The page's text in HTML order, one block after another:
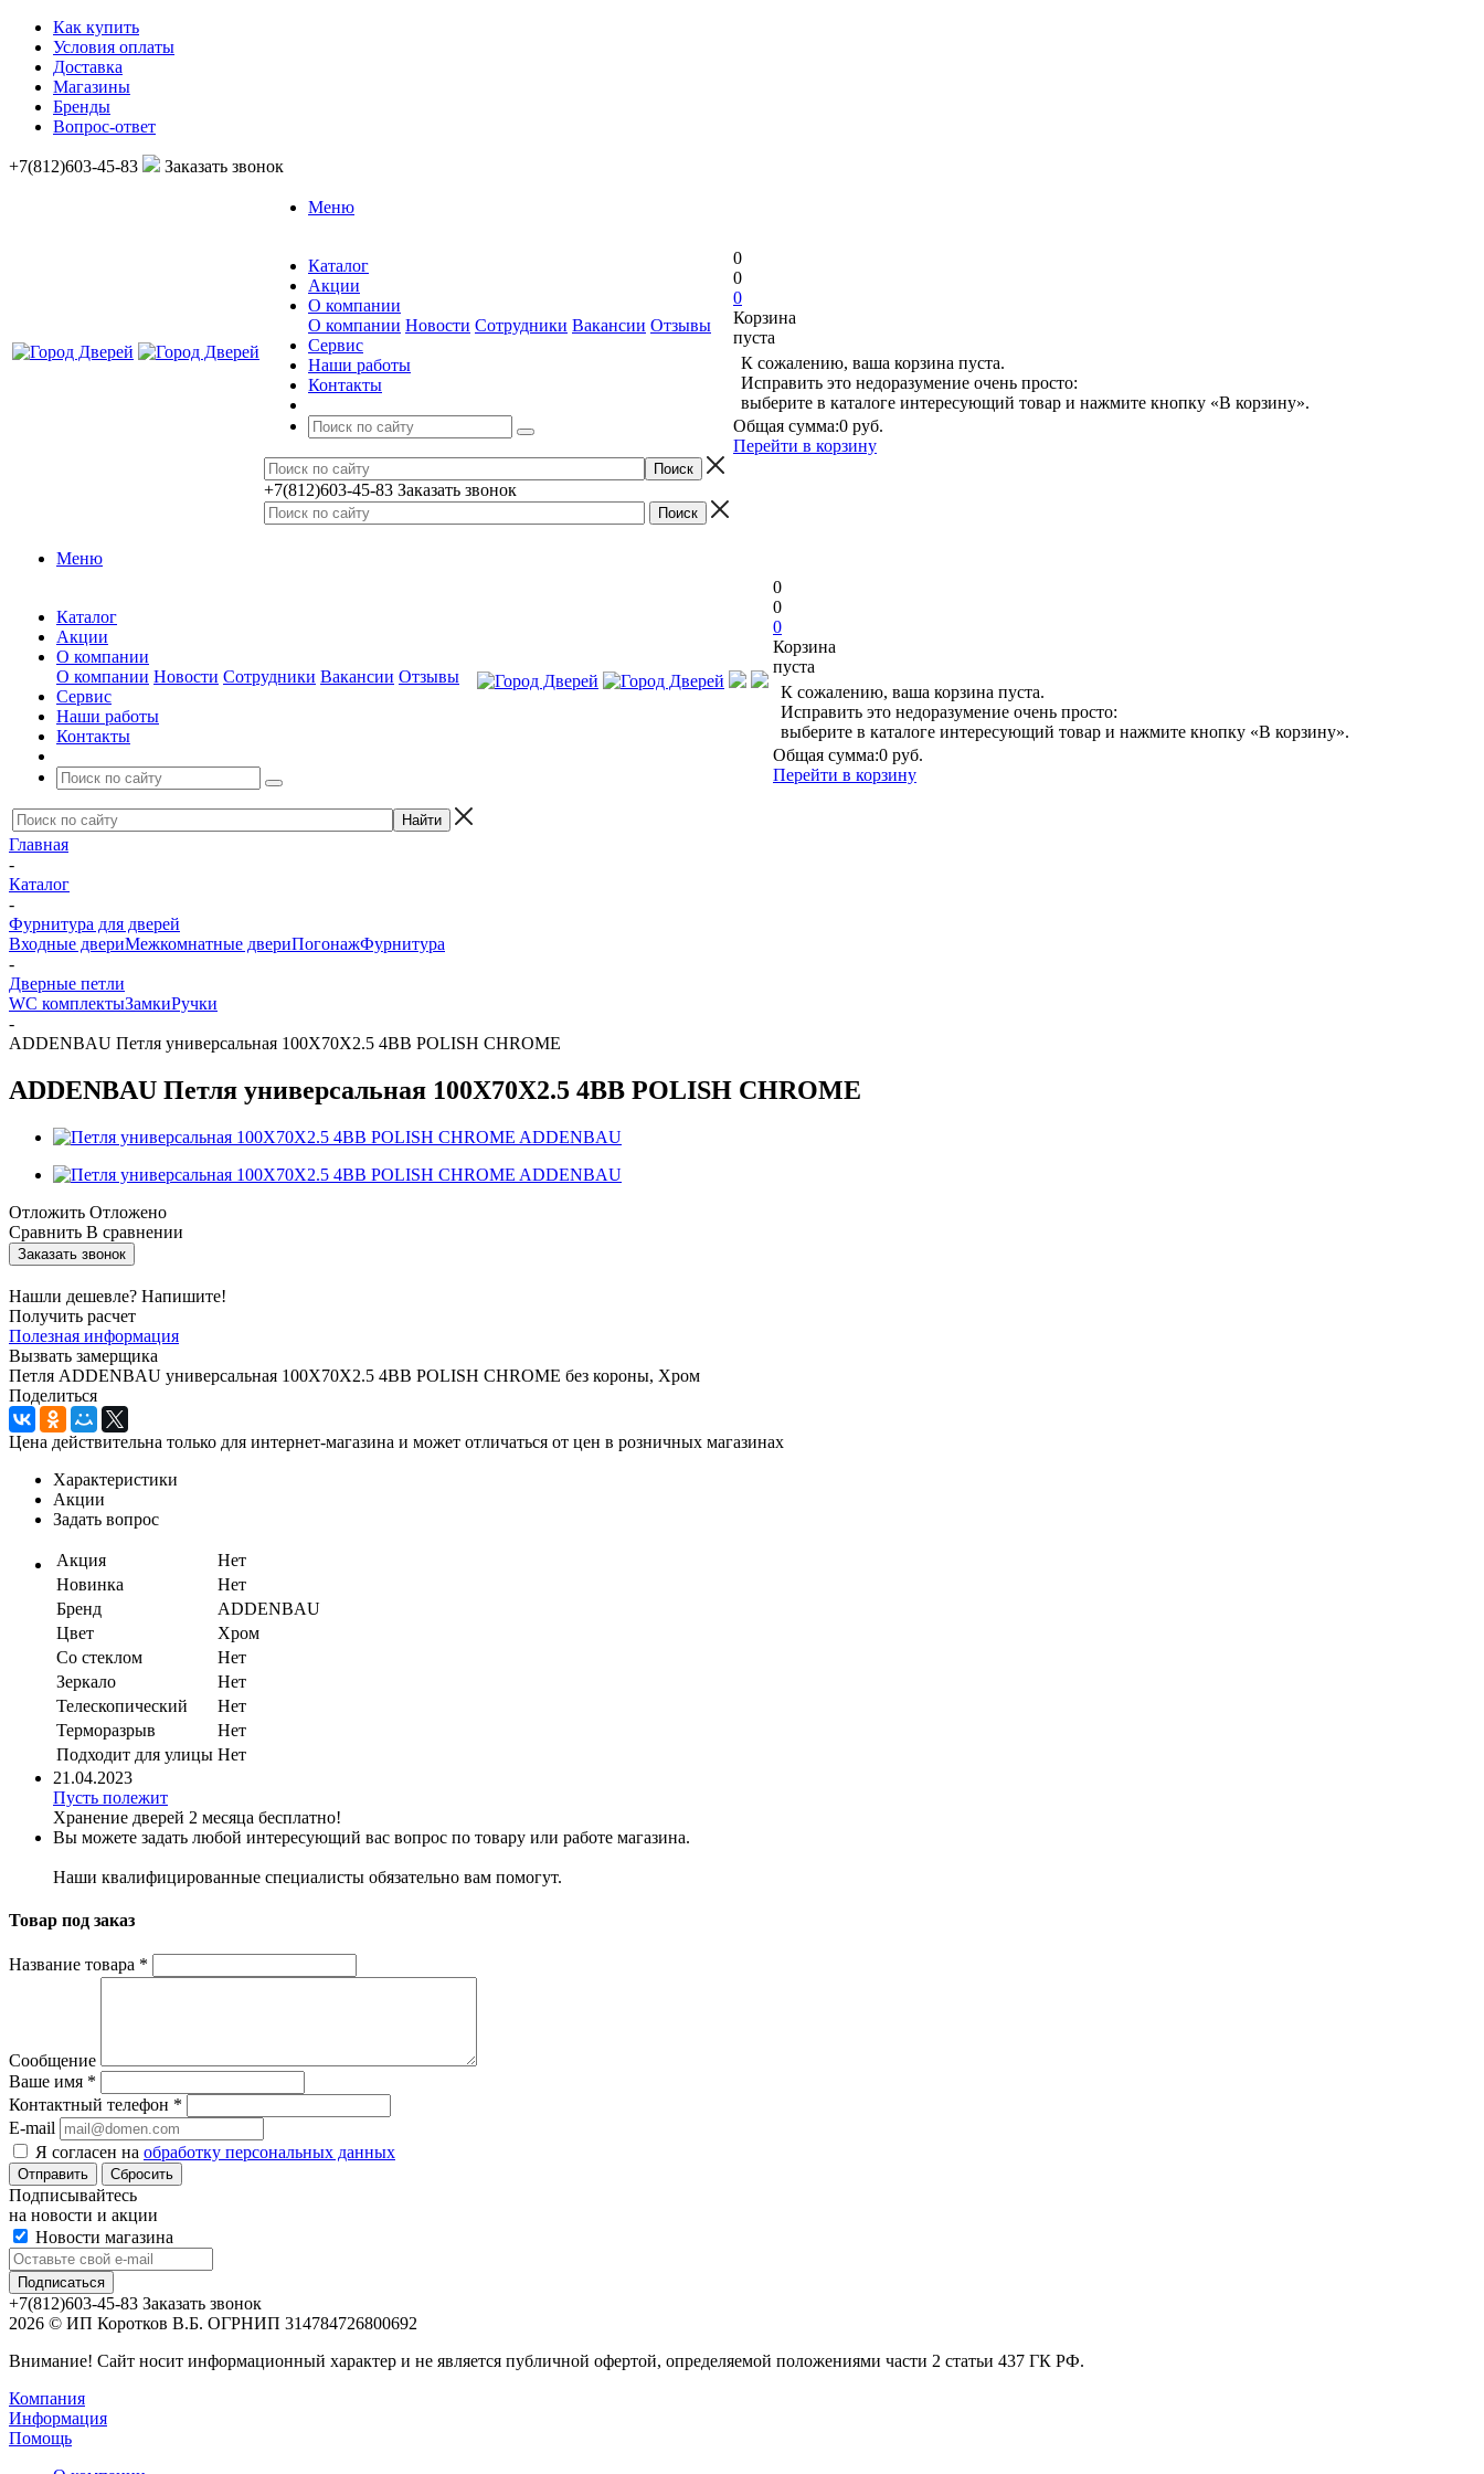
Как купить
Условия оплаты
Доставка
Магазины
Бренды
Вопрос-ответ
+7(812)603-45-83 Заказать звонок
Меню
Каталог
Акции
О компании
О компании Новости Сотрудники Вакансии Отзывы
Сервис
Наши работы
Контакты
+7(812)603-45-83 Заказать звонок
0
0
0
Корзина
пуста
К сожалению, ваша корзина пуста.
Исправить это недоразумение очень просто:
выберите в каталоге интересующий товар и нажмите кнопку «В корзину».
Общая сумма:0 руб.
Перейти в корзину
Меню
Каталог
Акции
О компании
О компании Новости Сотрудники Вакансии Отзывы
Сервис
Наши работы
Контакты
0
0
0
Корзина
пуста
К сожалению, ваша корзина пуста.
Исправить это недоразумение очень просто:
выберите в каталоге интересующий товар и нажмите кнопку «В корзину».
Общая сумма:0 руб.
Перейти в корзину
Главная
-
Каталог
-
Фурнитура для дверей
Входные двериМежкомнатные двериПогонажФурнитура
-
Дверные петли
WC комплектыЗамкиРучки
-
ADDENBAU Петля универсальная 100X70X2.5 4BB POLISH CHROME
ADDENBAU Петля универсальная 100X70X2.5 4BB POLISH CHROME
Отложить Отложено
Сравнить В сравнении
Заказать звонок
Нашли дешевле? Напишите!
Получить расчет
Полезная информация
Вызвать замерщика
Петля ADDENBAU универсальная 100X70X2.5 4BB POLISH CHROME без короны, Хром
Поделиться
Цена действительна только для интернет-магазина и может отличаться от цен в розничных магазинах
Характеристики
Акции
Задать вопрос
Акция
Нет
Новинка
Нет
Бренд
ADDENBAU
Цвет
Хром
Со стеклом
Нет
Зеркало
Нет
Телескопический
Нет
Терморазрыв
Нет
Подходит для улицы Нет
21.04.2023
Пусть полежит
Хранение дверей 2 месяца бесплатно!
Вы можете задать любой интересующий вас вопрос по товару или работе магазина.
Наши квалифицированные специалисты обязательно вам помогут.
Товар под заказ
Название товара *
Сообщение
Ваше имя *
Контактный телефон *
E-mail
Я согласен на обработку персональных данных
Сбросить
Подписывайтесь
на новости и акции
Новости магазина
+7(812)603-45-83 Заказать звонок
2026 © ИП Коротков В.Б. ОГРНИП 314784726800692
Внимание! Сайт носит информационный характер и не является публичной офертой, определяемой положениями части 2 статьи 437 ГК РФ.
Компания
Информация
Помощь